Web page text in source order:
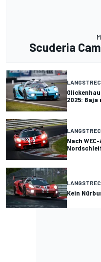
Scuderia
2025:
Nach
Kein